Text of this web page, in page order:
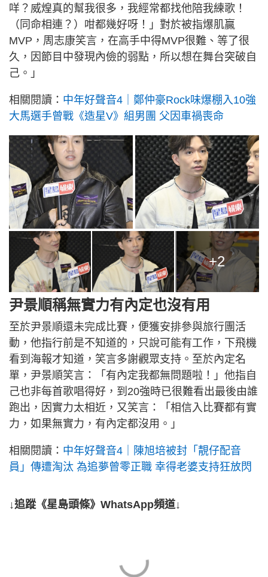
咩？威煌真的幫我很多，我經常都找他陪我練歌！
（同命相連？）咁都幾好呀！」對於被指爆肌贏
MVP，周志康笑言，在高手中得MVP很難、等了很
久，因節目中發現內儉的弱點，所以想在舞台突破自
己。」
相關閱讀： 中年好聲音4｜鄭仲豪Rock味爆棚入10強
大馬選手曾戰《造星V》組男團 父因車禍喪命
+2
尹景順稱無實力有內定也沒有用
至於尹景順還未完成比賽，便獲安排參與旅行團活
動，他指行前是不知道的，只說可能有工作，下飛機
看到海報才知道，笑言多謝觀眾支持。至於內定名
單，尹景順笑言：「有內定我都無問題啦！」他指自
己也非每首歌唱得好，到20強時已很難看出最後由誰
跑出，因實力太相近，又笑言：「相信入比賽都有實
力，如果無實力，有內定都沒用。」
相關閱讀： 中年好聲音4｜陳旭培被封「靚仔配音
員」傳遭淘汰 為追夢曾零正職 幸得老婆支持狂放閃
↓追蹤《星島頭條》WhatsApp頻道↓